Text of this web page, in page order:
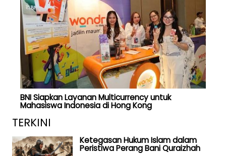
BNI Siapkan Layanan Multicurrency untuk
Mahasiswa Indonesia di Hong Kong
TERKINI
Ketegasan Hukum Islam dalam
Peristiwa Perang Bani Quraizhah